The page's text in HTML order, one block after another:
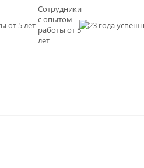
Сотрудники
с опытом
работы от 5
лет